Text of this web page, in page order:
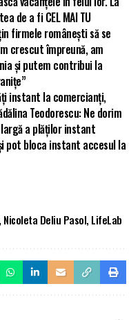
de a fi CEL MAI TU
firmele românești să se
crescut împreună, am
și putem contribui la
instant la comercianți,
Teodorescu: Ne dorim
a plăților instant
pot bloca instant accesul la
, Nicoleta Deliu Pasol, LifeLab